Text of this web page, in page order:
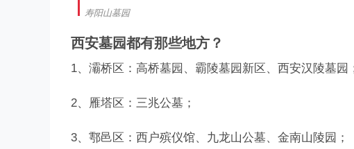
寿阳山墓园
西安墓园都有那些地方？
1、灞桥区：高桥墓园、霸陵墓园新区、西安汉陵墓园
2、雁塔区：三兆公墓；
3、鄠邑区：西户殡仪馆、九龙山公墓、金南山陵园；